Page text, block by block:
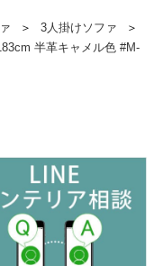
＞ 3人掛けソファ
＞
半革キャメル色 #M-